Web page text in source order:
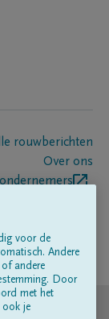
rouwberichten
Over ons
voor de
Andere
andere
Door
met het
ook je